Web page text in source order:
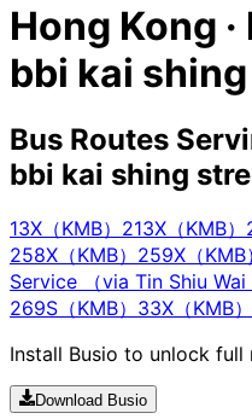
Hong Kong
bbi kai
Bus Routes
bbi kai shing
13X（KMB） 213X（KMB）
258X（KMB） 259X（KMB）
Service （via Tin Shiu Wai
269S（KMB） 33X（KMB）
Install Busio to unlock full
Download Busio